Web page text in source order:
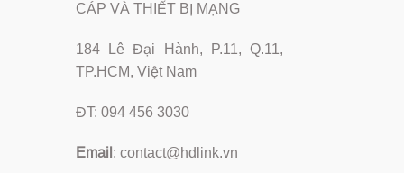
CÁP VÀ THIẾT BỊ MẠNG
184 Lê Đại Hành, P.11, Q.11,
TP.HCM, Việt Nam
ĐT: 094 456 3030
Email : contact@hdlink.vn